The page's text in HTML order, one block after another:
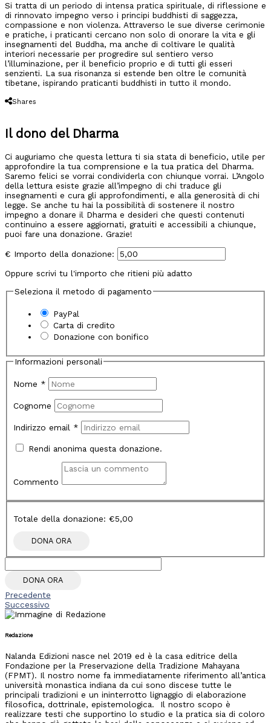
Si tratta di un periodo di intensa pratica spirituale, di riflessione e
di rinnovato impegno verso i principi buddhisti di saggezza,
compassione e non violenza. Attraverso le sue diverse cerimonie
e pratiche, i praticanti cercano non solo di onorare la vita e gli
insegnamenti del Buddha, ma anche di coltivare le qualità
interiori necessarie per progredire sul sentiero verso
l’illuminazione, per il beneficio proprio e di tutti gli esseri
senzienti. La sua risonanza si estende ben oltre le comunità
tibetane, ispirando praticanti buddhisti in tutto il mondo.
Shares
Il dono del Dharma
Ci auguriamo che questa lettura ti sia stata di beneficio, utile per
approfondire la tua comprensione e la tua pratica del Dharma.
Saremo felici se vorrai condividerla con chiunque vorrai. L’Angolo
della lettura esiste grazie all’impegno di chi traduce gli
insegnamenti e cura gli approfondimenti, e alla generosità di chi
legge. Se anche tu hai la possibilità di sostenere il nostro
impegno a donare il Dharma e desideri che questi contenuti
continuino a essere aggiornati, gratuiti e accessibili a chiunque,
puoi fare una donazione. Grazie!
€ Importo della donazione:
Oppure scrivi tu l'importo che ritieni più adatto
Seleziona il metodo di pagamento
PayPal
Carta di credito
Donazione con bonifico
Informazioni personali
Nome *
Cognome
Indirizzo email *
Rendi anonima questa donazione.
Commento
Totale della donazione:€5,00
DONA ORA
Precedente
Successivo
Redazione
Nalanda Edizioni nasce nel 2019 ed è la casa editrice della
Fondazione per la Preservazione della Tradizione Mahayana
(FPMT). Il nostro nome fa immediatamente riferimento all’antica
università monastica indiana da cui sono discese tutte le
principali tradizioni e un ininterrotto lignaggio di elaborazione
filosofica, dottrinale, epistemologica. Il nostro scopo è
realizzare testi che supportino lo studio e la pratica sia di coloro